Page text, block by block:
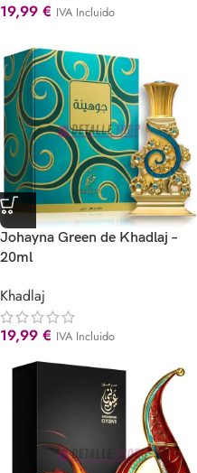
19,99 € IVA Incluido
Johayna Green de Khadlaj –
20ml
Khadlaj
19,99 € IVA Incluido